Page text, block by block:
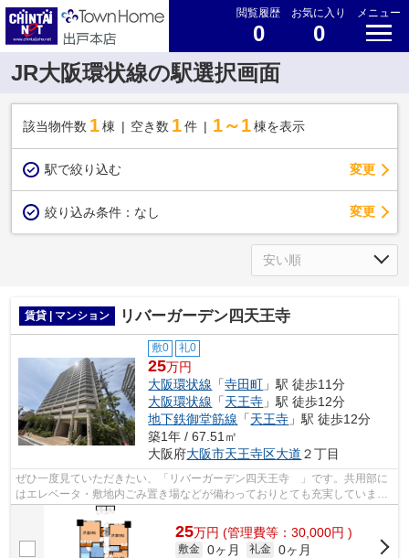
閲覧履歴
0
お気に入り
0
メニュー
JR大阪環状線の駅選択画面
該当物件数 1棟 空き数 1 件 1～1 棟を表示
駅で絞り込む 変更
絞り込み条件： なし 変更
賃貸 | マンション リバーガーデン四天王寺
敷0 礼0
25万円
大阪環状線 「寺田町 」駅 徒歩11分
大阪環状線 「天王寺 」駅 徒歩12分
地下鉄御堂筋線 「天王寺 」駅 徒歩12分
築1年 / 67.51㎡
大阪府大阪市天王寺区大道 ２丁目
ぜひ一度見ていただきたい、「リバーガーデン四天王寺 」です。共用部に
はエレベータ・敷地内ごみ置き場などが備わっておりとても充実していま
す。造りとデザインに関して、自信をも...
25万円 (管理費等：30,000円 )
敷金 0ヶ月 礼金 0ヶ月